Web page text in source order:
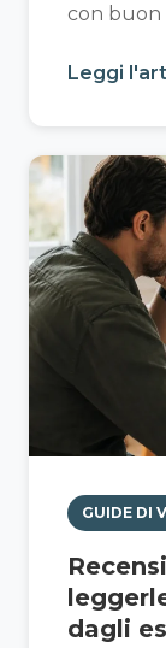
con buon
Leggi
GUIDE DI
dagli